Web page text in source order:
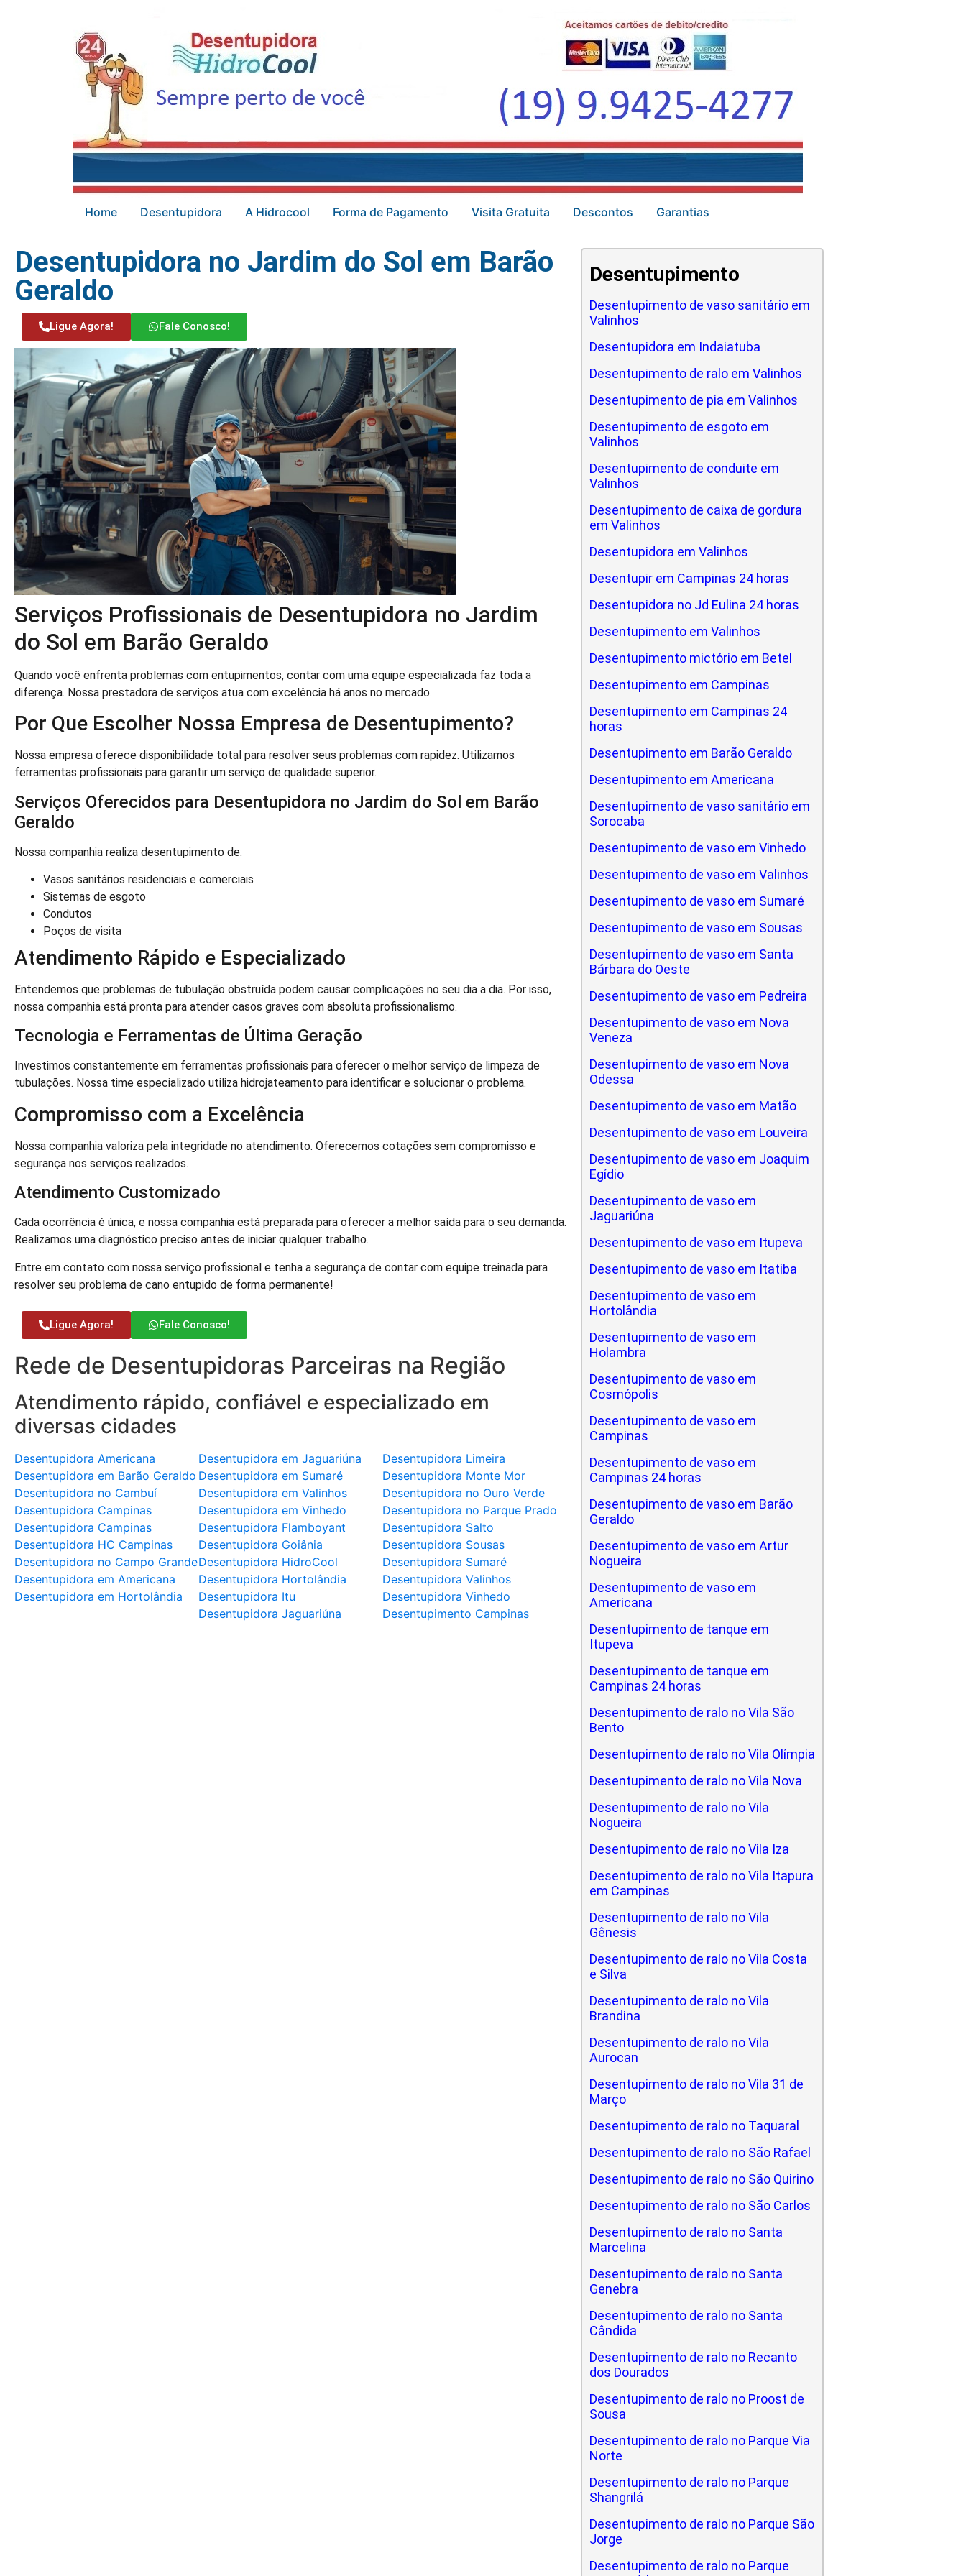
Home Desentupidora A Hidrocool Forma de Pagamento Visita Gratuita Descontos Garantias
Desentupidora no Jardim do Sol em Barão
Geraldo
Ligue Agora! Fale Conosco!
Serviços Profissionais de Desentupidora no Jardim
do Sol em Barão Geraldo
Quando você enfrenta problemas com entupimentos, contar com uma equipe especializada faz toda a
diferença. Nossa prestadora de serviços atua com excelência há anos no mercado.
Por Que Escolher Nossa Empresa de Desentupimento?
Nossa empresa oferece disponibilidade total para resolver seus problemas com rapidez. Utilizamos
ferramentas profissionais para garantir um serviço de qualidade superior.
Serviços Oferecidos para Desentupidora no Jardim do Sol em Barão
Geraldo
Nossa companhia realiza desentupimento de:
Vasos sanitários residenciais e comerciais
Sistemas de esgoto
Condutos
Poços de visita
Atendimento Rápido e Especializado
Entendemos que problemas de tubulação obstruída podem causar complicações no seu dia a dia. Por isso,
nossa companhia está pronta para atender casos graves com absoluta profissionalismo.
Tecnologia e Ferramentas de Última Geração
Investimos constantemente em ferramentas profissionais para oferecer o melhor serviço de limpeza de
tubulações. Nossa time especializado utiliza hidrojateamento para identificar e solucionar o problema.
Compromisso com a Excelência
Nossa companhia valoriza pela integridade no atendimento. Oferecemos cotações sem compromisso e
segurança nos serviços realizados.
Atendimento Customizado
Cada ocorrência é única, e nossa companhia está preparada para oferecer a melhor saída para o seu demanda.
Realizamos uma diagnóstico preciso antes de iniciar qualquer trabalho.
Entre em contato com nossa serviço profissional e tenha a segurança de contar com equipe treinada para
resolver seu problema de cano entupido de forma permanente!
Ligue Agora! Fale Conosco!
Rede de Desentupidoras Parceiras na Região
Atendimento rápido, confiável e especializado em
diversas cidades
Desentupidora Americana
Desentupidora em Barão Geraldo
Desentupidora no Cambuí
Desentupidora Campinas
Desentupidora Campinas
Desentupidora HC Campinas
Desentupidora no Campo Grande
Desentupidora em Americana
Desentupidora em Hortolândia
Desentupidora em Jaguariúna
Desentupidora em Sumaré
Desentupidora em Valinhos
Desentupidora em Vinhedo
Desentupidora Flamboyant
Desentupidora Goiânia
Desentupidora HidroCool
Desentupidora Hortolândia
Desentupidora Itu
Desentupidora Jaguariúna
Desentupidora Limeira
Desentupidora Monte Mor
Desentupidora no Ouro Verde
Desentupidora no Parque Prado
Desentupidora Salto
Desentupidora Sousas
Desentupidora Sumaré
Desentupidora Valinhos
Desentupidora Vinhedo
Desentupimento Campinas
Desentupimento
Desentupimento de vaso sanitário em
Valinhos
Desentupidora em Indaiatuba
Desentupimento de ralo em Valinhos
Desentupimento de pia em Valinhos
Desentupimento de esgoto em
Valinhos
Desentupimento de conduite em
Valinhos
Desentupimento de caixa de gordura
em Valinhos
Desentupidora em Valinhos
Desentupir em Campinas 24 horas
Desentupidora no Jd Eulina 24 horas
Desentupimento em Valinhos
Desentupimento mictório em Betel
Desentupimento em Campinas
Desentupimento em Campinas 24
horas
Desentupimento em Barão Geraldo
Desentupimento em Americana
Desentupimento de vaso sanitário em
Sorocaba
Desentupimento de vaso em Vinhedo
Desentupimento de vaso em Valinhos
Desentupimento de vaso em Sumaré
Desentupimento de vaso em Sousas
Desentupimento de vaso em Santa
Bárbara do Oeste
Desentupimento de vaso em Pedreira
Desentupimento de vaso em Nova
Veneza
Desentupimento de vaso em Nova
Odessa
Desentupimento de vaso em Matão
Desentupimento de vaso em Louveira
Desentupimento de vaso em Joaquim
Egídio
Desentupimento de vaso em
Jaguariúna
Desentupimento de vaso em Itupeva
Desentupimento de vaso em Itatiba
Desentupimento de vaso em
Hortolândia
Desentupimento de vaso em
Holambra
Desentupimento de vaso em
Cosmópolis
Desentupimento de vaso em
Campinas
Desentupimento de vaso em
Campinas 24 horas
Desentupimento de vaso em Barão
Geraldo
Desentupimento de vaso em Artur
Nogueira
Desentupimento de vaso em
Americana
Desentupimento de tanque em
Itupeva
Desentupimento de tanque em
Campinas 24 horas
Desentupimento de ralo no Vila São
Bento
Desentupimento de ralo no Vila Olímpia
Desentupimento de ralo no Vila Nova
Desentupimento de ralo no Vila
Nogueira
Desentupimento de ralo no Vila Iza
Desentupimento de ralo no Vila Itapura
em Campinas
Desentupimento de ralo no Vila
Gênesis
Desentupimento de ralo no Vila Costa
e Silva
Desentupimento de ralo no Vila
Brandina
Desentupimento de ralo no Vila
Aurocan
Desentupimento de ralo no Vila 31 de
Março
Desentupimento de ralo no Taquaral
Desentupimento de ralo no São Rafael
Desentupimento de ralo no São Quirino
Desentupimento de ralo no São Carlos
Desentupimento de ralo no Santa
Marcelina
Desentupimento de ralo no Santa
Genebra
Desentupimento de ralo no Santa
Cândida
Desentupimento de ralo no Recanto
dos Dourados
Desentupimento de ralo no Proost de
Sousa
Desentupimento de ralo no Parque Via
Norte
Desentupimento de ralo no Parque
Shangrilá
Desentupimento de ralo no Parque São
Jorge
Desentupimento de ralo no Parque